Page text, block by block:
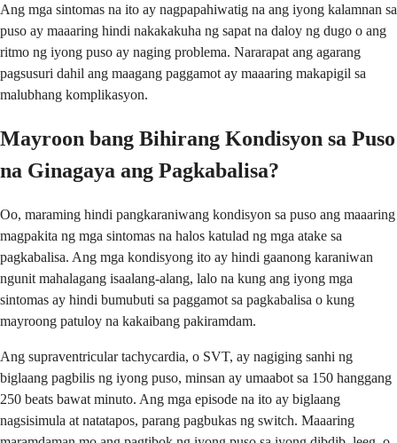
Ang mga sintomas na ito ay nagpapahiwatig na ang iyong kalamnan sa
puso ay maaaring hindi nakakakuha ng sapat na daloy ng dugo o ang
ritmo ng iyong puso ay naging problema. Nararapat ang agarang
pagsusuri dahil ang maagang paggamot ay maaaring makapigil sa
malubhang komplikasyon.
Mayroon bang Bihirang Kondisyon sa Puso
na Ginagaya ang Pagkabalisa?
Oo, maraming hindi pangkaraniwang kondisyon sa puso ang maaaring
magpakita ng mga sintomas na halos katulad ng mga atake sa
pagkabalisa. Ang mga kondisyong ito ay hindi gaanong karaniwan
ngunit mahalagang isaalang-alang, lalo na kung ang iyong mga
sintomas ay hindi bumubuti sa paggamot sa pagkabalisa o kung
mayroong patuloy na kakaibang pakiramdam.
Ang supraventricular tachycardia, o SVT, ay nagiging sanhi ng
biglaang pagbilis ng iyong puso, minsan ay umaabot sa 150 hanggang
250 beats bawat minuto. Ang mga episode na ito ay biglaang
nagsisimula at natatapos, parang pagbukas ng switch. Maaaring